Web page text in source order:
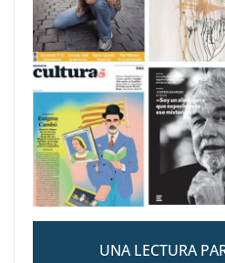
UNA LECTURA